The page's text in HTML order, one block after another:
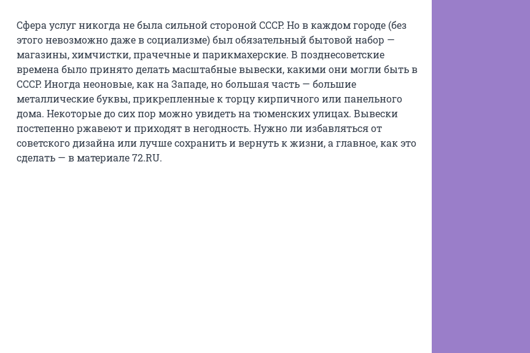
Сфера услуг никогда не была сильной стороной СССР. Но в каждом городе (без
этого невозможно даже в социализме) был обязательный бытовой набор —
магазины, химчистки, прачечные и парикмахерские. В позднесоветские
времена было принято делать масштабные вывески, какими они могли быть в
СССР. Иногда неоновые, как на Западе, но большая часть — большие
металлические буквы, прикрепленные к торцу кирпичного или панельного
дома. Некоторые до сих пор можно увидеть на тюменских улицах. Вывески
постепенно ржавеют и приходят в негодность. Нужно ли избавляться от
советского дизайна или лучше сохранить и вернуть к жизни, а главное, как это
сделать — в материале 72.RU.